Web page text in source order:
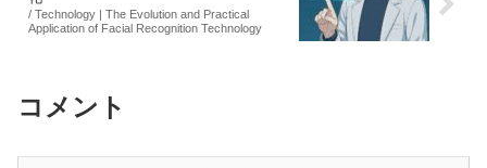
/ Technology | The Evolution and Practical
Application of Facial Recognition Technology
コメント